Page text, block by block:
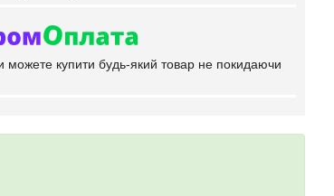
можете купити будь-який товар не покидаючи